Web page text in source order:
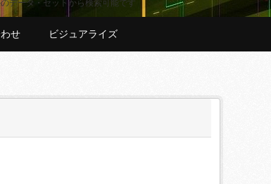
データ・セットから検索可能です
せ ビジュアライズ